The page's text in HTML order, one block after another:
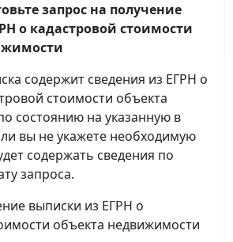
запрос на получение
о кадастровой стоимости
содержит сведения из ЕГРН о
стоимости объекта
состоянию на указанную в
вы не укажете необходимую
содержать сведения по
запроса.
выписки из ЕГРН о
объекта недвижимости